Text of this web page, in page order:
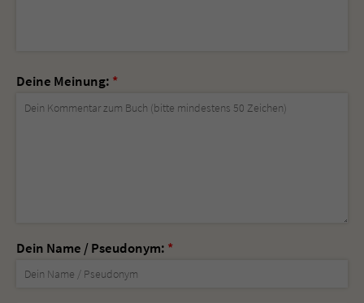
Deine Meinung: *
Dein Name / Pseudonym: *